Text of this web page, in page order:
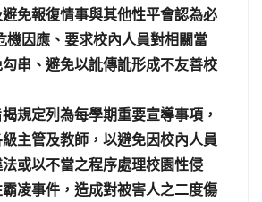
免報復情事與其他性平會認為必
機因應、要求校內人員對相關當
串、避免以訛傳訛形成不友善校
規定列為每學期重要宣導事項，
主管及教師，以避免因校內人員
或以不當之程序處理校園性侵
凌事件，造成對被害人之二度傷